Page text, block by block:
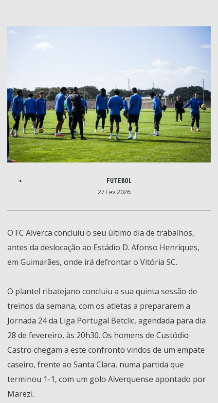
FUTEBOL
27 Fev 2026
O FC Alverca concluiu o seu último dia de trabalhos,
antes da deslocação ao Estádio D. Afonso Henriques,
em Guimarães, onde irá defrontar o Vitória SC.
O plantel ribatejano concluiu a sua quinta sessão de
treinos da semana, com os atletas a prepararem a
Jornada 24 da Liga Portugal Betclic, agendada para dia
28 de fevereiro, às 20h30. Os homens de Custódio
Castro chegam a este confronto vindos de um empate
caseiro, frente ao Santa Clara, numa partida que
terminou 1-1, com um golo Alverquense apontado por
Marezi.